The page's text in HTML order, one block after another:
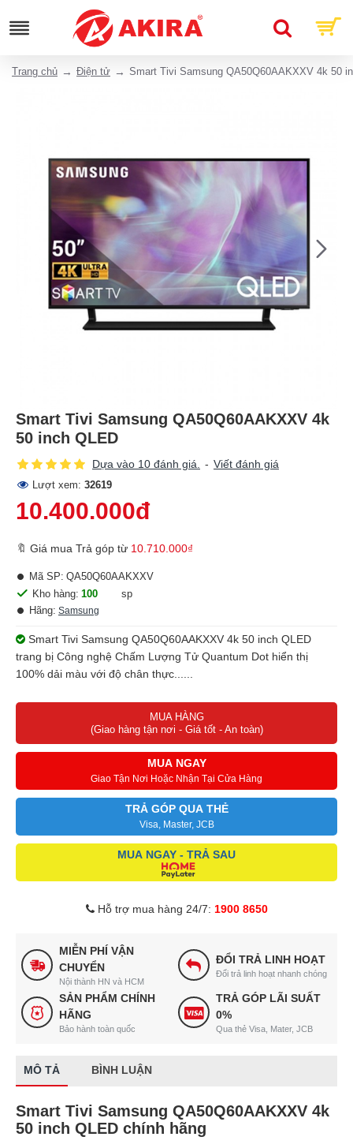
Trang chủ Điện tử Smart Tivi Samsung QA50Q60AAKXXV 4k 50
Smart Tivi Samsung QA50Q60AAKXXV 4k
50 inch QLED
Dựa vào 10 đánh giá. - Viết đánh giá
Lượt xem: 32619
10.400.000đ
🔖 Giá mua Trả góp từ 10.710.000₫
Kho hàng: 100
sp
Hãng: Samsung
Mã SP: QA50Q60AAKXXV
Smart Tivi Samsung QA50Q60AAKXXV 4k 50 inch QLED
trang bị Công nghệ Chấm Lượng Tử Quantum Dot hiển thị
100% dải màu với độ chân thực......
MUA HÀNG
(Giao hàng tận nơi - Giá tốt - An toàn)
MUA NGAY
Giao Tận Nơi Hoặc Nhận Tại Cửa Hàng
TRẢ GÓP QUA THẺ
Visa, Master, JCB
MUA NGAY - TRẢ SAU
Hỗ trợ mua hàng 24/7: 1900 8650
MIỄN PHÍ VẬN
CHUYỂN
Nội thành HN và HCM
ĐỔI TRẢ LINH HOẠT
Đổi trả linh hoạt nhanh chóng
SẢN PHẨM CHÍNH
HÃNG
Bảo hành toàn quốc
TRẢ GÓP LÃI SUẤT
0%
Qua thẻ Visa, Mater, JCB
MÔ TẢ BÌNH LUẬN
Smart Tivi Samsung QA50Q60AAKXXV 4k
50 inch QLED chính hãng